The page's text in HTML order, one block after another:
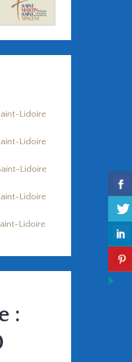
Lidoire
Lidoire
Lidoire
Lidoire
Lidoire
: